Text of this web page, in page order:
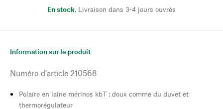
En stock, Livraison dans 3-4 jours ouvrés
Information sur le produit
Numéro d'article 210568
Polaire en laine mérinos kbT : doux comme du duvet et
thermorégulateur